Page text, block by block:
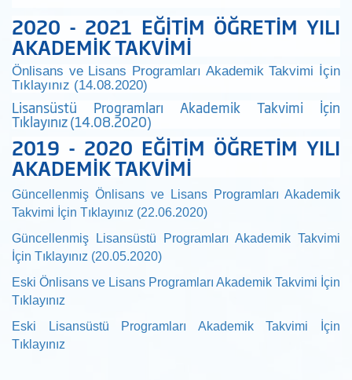
2020 - 2021 EĞİTİM ÖĞRETİM YILI
AKADEMİK TAKVİMİ
Önlisans ve Lisans Programları Akademik Takvimi İçin
Tıklayınız (14.08.2020)
Lisansüstü Programları Akademik Takvimi İçin
Tıklayınız (14.08.2020)
2019 - 2020 EĞİTİM ÖĞRETİM YILI
AKADEMİK TAKVİMİ
Güncellenmiş Önlisans ve Lisans Programları Akademik
Takvimi İçin Tıklayınız (22.06.2020)
Güncellenmiş Lisansüstü Programları Akademik Takvimi
İçin Tıklayınız (20.05.2020)
Eski Önlisans ve Lisans Programları Akademik Takvimi İçin
Tıklayınız
Eski
Lisansüstü Programları Akademik Takvimi İçin
Tıklayınız